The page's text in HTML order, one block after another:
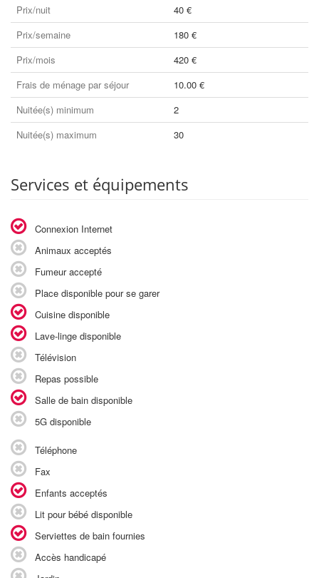
Prix/nuit
40 €
Prix/semaine
180 €
Prix/mois
420 €
Frais de ménage par séjour
10.00 €
Nuitée(s) minimum
2
Nuitée(s) maximum
30
Services et équipements
Connexion Internet
Animaux acceptés
Fumeur accepté
Place disponible pour se garer
Cuisine disponible
Lave-linge disponible
Télévision
Repas possible
Salle de bain disponible
5G disponible
Téléphone
Fax
Enfants acceptés
Lit pour bébé disponible
Serviettes de bain fournies
Accès handicapé